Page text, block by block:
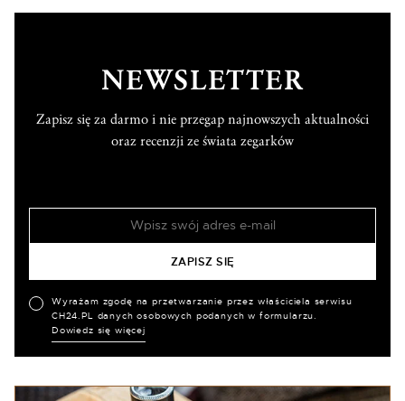
NEWSLETTER
Zapisz się za darmo i nie przegap najnowszych aktualności
oraz recenzji ze świata zegarków
Wyrażam zgodę na przetwarzanie przez właściciela serwisu
CH24.PL danych osobowych podanych w formularzu.
Dowiedz się więcej